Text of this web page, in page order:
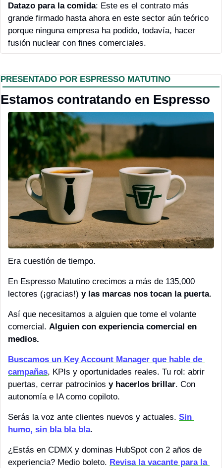
Datazo para la comida: Este es el contrato más
grande firmado hasta ahora en este sector aún teórico
porque ninguna empresa ha podido, todavía, hacer
fusión nuclear con fines comerciales.
PRESENTADO POR ESPRESSO MATUTINO
Estamos contratando en Espresso
Era cuestión de tiempo.
En Espresso Matutino crecimos a más de 135,000
lectores (¡gracias!) y las marcas nos tocan la puerta.
Así que necesitamos a alguien que tome el volante
comercial. Alguien con experiencia comercial en
medios.
Buscamos un Key Account Manager que hable de
campañas, KPIs y oportunidades reales. Tu rol: abrir
puertas, cerrar patrocinios y hacerlos brillar. Con
autonomía e IA como copiloto.
Serás la voz ante clientes nuevos y actuales. Sin
humo, sin bla bla bla.
¿Estás en CDMX y dominas HubSpot con 2 años de
experiencia? Medio boleto. Revisa la vacante para la